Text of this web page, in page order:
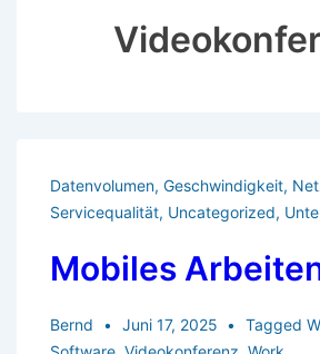
Datenvolumen, Geschwindigkeit,
Servicequalität, Uncategorized,
Mobiles
Bernd Juni 17, 2025 Tagged